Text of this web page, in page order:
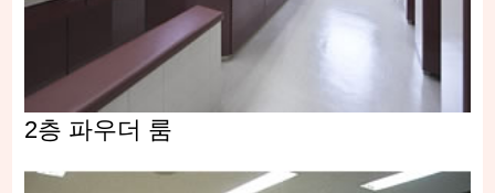
2층 파우더 룸